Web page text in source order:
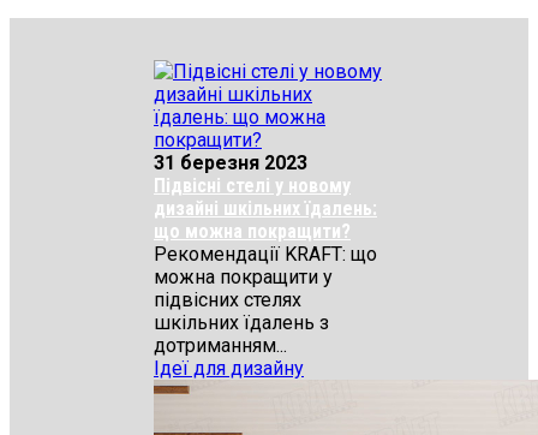
31 березня 2023
Підвісні стелі у новому
дизайні шкільних їдалень:
що можна покращити?
Рекомендації KRAFT: що
можна покращити у
підвісних стелях
шкільних їдалень з
дотриманням...
Ідеї для дизайну